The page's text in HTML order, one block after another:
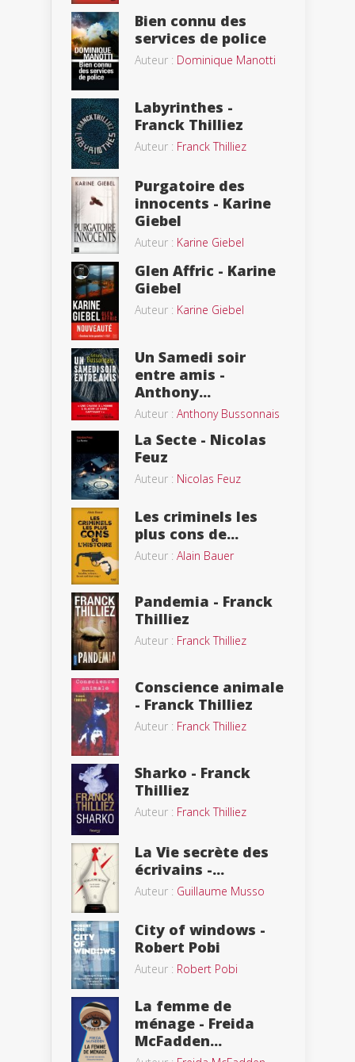
Bien connu des
services de police
Auteur : Dominique Manotti
Labyrinthes -
Franck Thilliez
Auteur : Franck Thilliez
Purgatoire des
innocents - Karine
Giebel
Auteur : Karine Giebel
Glen Affric - Karine
Giebel
Auteur : Karine Giebel
Un Samedi soir
entre amis -
Anthony...
Auteur : Anthony Bussonnais
La Secte - Nicolas
Feuz
Auteur : Nicolas Feuz
Les criminels les
plus cons de...
Auteur : Alain Bauer
Pandemia - Franck
Thilliez
Auteur : Franck Thilliez
Conscience animale
- Franck Thilliez
Auteur : Franck Thilliez
Sharko - Franck
Thilliez
Auteur : Franck Thilliez
La Vie secrète des
écrivains -...
Auteur : Guillaume Musso
City of windows -
Robert Pobi
Auteur : Robert Pobi
La femme de
ménage - Freida
McFadden...